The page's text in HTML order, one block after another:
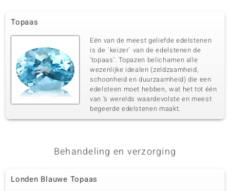
I2 (I) Diamant
Karaatgewicht som
0,009 ct
Slijpvorm
Rond geslepen
Zetting
Prong
Herkomst
Afrika
Topaas
Eén van de meest geliefde edelstenen
is de ´keizer´ van de edelstenen de
‘topaas’. Topazen belichamen alle
wezenlijke idealen (zeldzaamheid,
schoonheid en duurzaamheid) die een
edelsteen moet hebben, wat het tot één
van ’s werelds waardevolste en meest
begeerde edelstenen maakt.
Behandeling en verzorging
Londen Blauwe Topaas